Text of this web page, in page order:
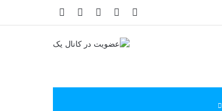
فیس بوک یوتیوب اینستاگرام